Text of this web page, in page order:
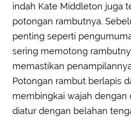
indah Kate Middleton juga
potongan rambutnya.
penting seperti
sering memotong
memastikan
Potongan rambut berlapis
membingkai wajah dengan
diatur dengan belahan